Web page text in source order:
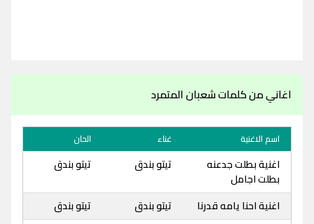
اغاني من كلمات شعبان المتمرد
اسم الاغنية غناء الحان
اغنية بطلت جدعنه
بطلت اجامل
تيتو بندق تيتو بندق
اغنية احنا يامه قدرنا تيتو بندق
تيتو بندق